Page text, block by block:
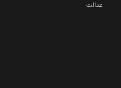
عدالت